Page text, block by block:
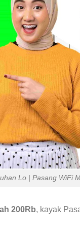
Lo | Pasang WiFi
200Rb, kayak